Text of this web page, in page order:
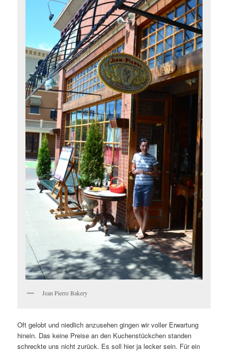
Jean Pierre Bakery
Oft gelobt und niedlich anzusehen gingen wir voller Erwartung
hinein. Das keine Preise an den Kuchenstückchen standen
schreckte uns nicht zurück. Es soll hier ja lecker sein. Für ein